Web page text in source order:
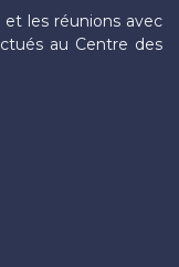
et les réunions avec
au Centre des